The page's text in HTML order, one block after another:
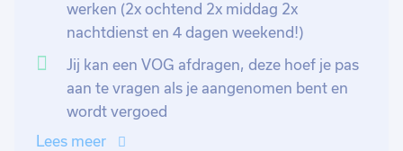
werken (2x ochtend 2x middag 2x
nachtdienst en 4 dagen weekend!)
Jij kan een VOG afdragen, deze hoef je pas
aan te vragen als je aangenomen bent en
wordt vergoed
Lees meer